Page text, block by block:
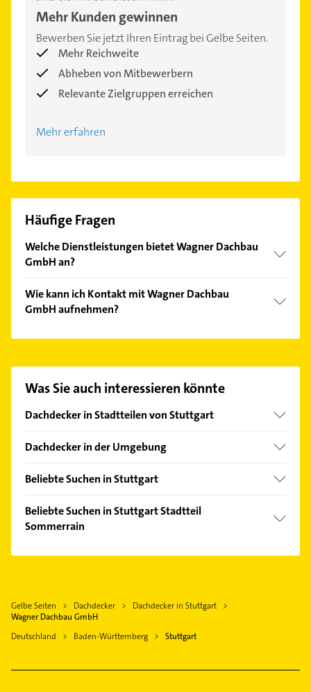
Mehr Kunden gewinnen
Bewerben Sie jetzt Ihren Eintrag bei Gelbe Seiten.
Mehr Reichweite
Abheben von Mitbewerbern
Relevante Zielgruppen erreichen
Mehr erfahren
Häufige Fragen
Welche Dienstleistungen bietet Wagner Dachbau
GmbH an?
Dachfenster, Dachdeckereien, Wärmedämmung und
Flaschnerarbeiten.
Wie kann ich Kontakt mit Wagner Dachbau
GmbH aufnehmen?
Kontaktmöglichkeiten wie Adresse oder Mail in
finden Sie alleKontaktdaten.
Was Sie auch interessieren könnte
Dachdecker in Stadtteilen von Stuttgart
Feuerbach
Münster
Ost
Weilimdorf
Dachdecker in der Umgebung
Fellbach
Waiblingen
Remseck am Neckar
Weinstadt
Beliebte Suchen in Stuttgart
Schreiner
Bauunternehmen
Zahnarzt
Klempner
Gasinstallateur
Beliebte Suchen in Stuttgart Stadtteil
Sommerrain
Immobilienmakler
Gelbe Seiten Dachdecker
Dachdecker in Stuttgart
Wagner Dachbau GmbH
Deutschland
Baden-Württemberg Stuttgart